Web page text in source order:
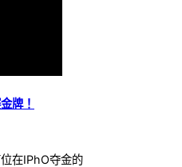
牌！
在IPhO夺金的